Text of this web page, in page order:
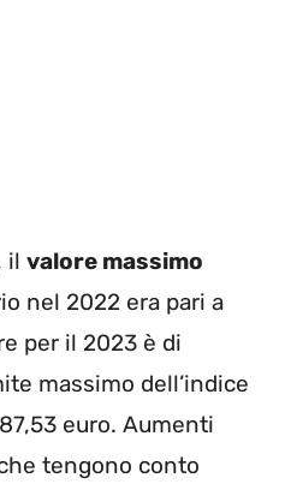
il valore massimo
nel 2022 era pari a
per il 2023 è di
massimo dell’indice
euro. Aumenti
tengono conto